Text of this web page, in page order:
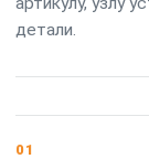
детали.
01